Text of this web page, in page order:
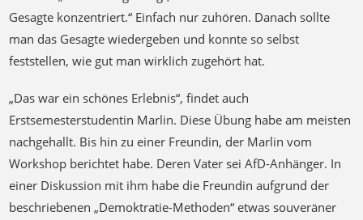
Gesagte konzentriert.“ Einfach nur zuhören. Danach sollte
man das Gesagte wiedergeben und konnte so selbst
feststellen, wie gut man wirklich zugehört hat.
„Das war ein schönes Erlebnis“, findet auch
Erstsemesterstudentin Marlin. Diese Übung habe am meisten
nachgehallt. Bis hin zu einer Freundin, der Marlin vom
Workshop berichtet habe. Deren Vater sei AfD-Anhänger. In
einer Diskussion mit ihm habe die Freundin aufgrund der
beschriebenen „Demoktratie-Methoden“ etwas souveräner